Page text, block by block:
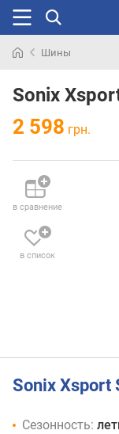
раньше
Шины
Sonix
2 598 грн.
в сравнение
в список
Sonix Xsport
Сезонность: